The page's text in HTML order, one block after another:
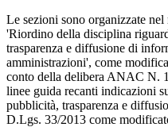
Le sezioni sono organizzate
'Riordino della disciplina
trasparenza e diffusione di
amministrazioni', come
conto della delibera ANAC N.
linee guida recanti indicazioni
pubblicità, trasparenza e
D.Lgs. 33/2013 come